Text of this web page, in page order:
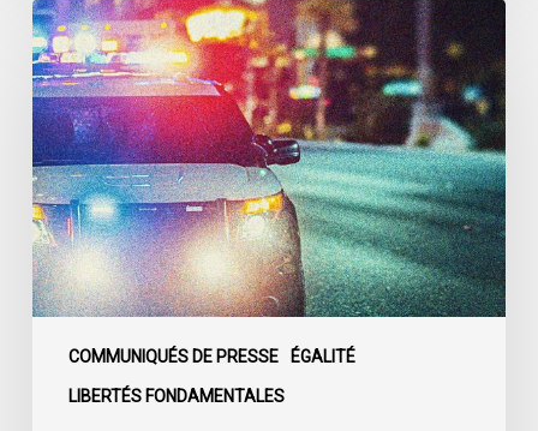
COMMUNIQUÉS DE PRESSE ÉGALITÉ
LIBERTÉS FONDAMENTALES
Le
LDL
et
le
CCLA
réclament
la
création
d’une
commission
publique